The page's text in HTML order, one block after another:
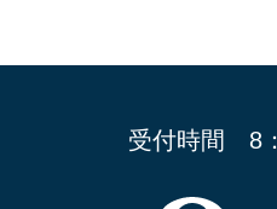
受付時間 8